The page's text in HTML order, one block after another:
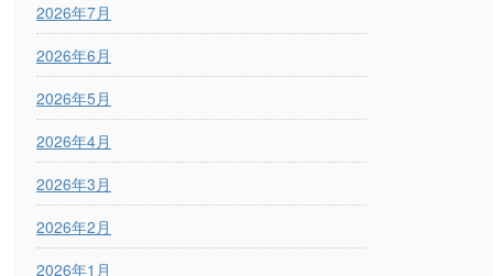
2026年7月
2026年6月
2026年5月
2026年4月
2026年3月
2026年2月
2026年1月